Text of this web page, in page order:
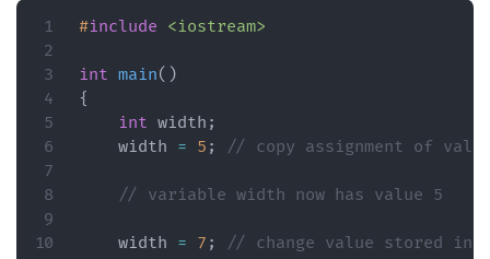
#include <iostream>
int main( )
{
int width ;
	width
= 5 ; // copy assignment of
// variable width now has value 5
	width
= 7 ; // change value stored in